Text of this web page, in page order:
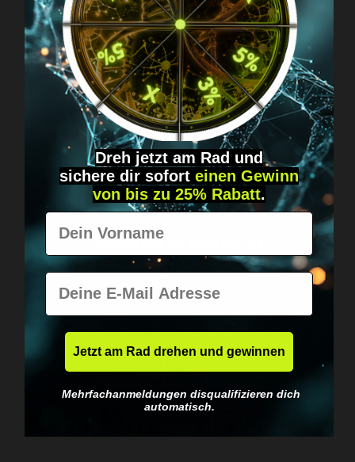
Fragen? Schreib uns!
Diskret, direkt &
persönlich.
Schnell & neutral
verpackt.
Keine EU-Zollfalle
Dreh jetzt am Rad und
sichere dir sofort einen Gewinn
von bis zu 25% Rabatt.
Vorname
E-Mail
Jetzt am Rad drehen und gewinnen
Mehrfachanmeldungen disqualifizieren dich
automatisch.